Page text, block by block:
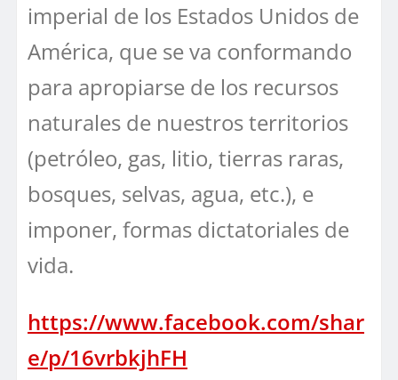
imperial de los Estados Unidos de
América, que se va conformando
para apropiarse de los recursos
naturales de nuestros territorios
(petróleo, gas, litio, tierras raras,
bosques, selvas, agua, etc.), e
imponer, formas dictatoriales de
vida.
https://www.facebook.com/shar
e/p/16vrbkjhFH